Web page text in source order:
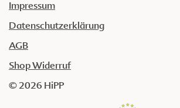
Impressum
Datenschutzerklärung
AGB
Shop Widerruf
© 2026 HiPP